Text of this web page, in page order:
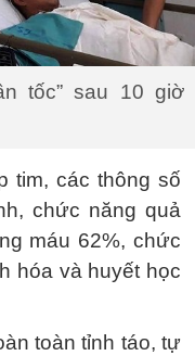
tốc” sau 10 giờ
tim, các thông số
chức năng quả
máu 62%, chức
hóa và huyết học
toàn tỉnh táo, tự